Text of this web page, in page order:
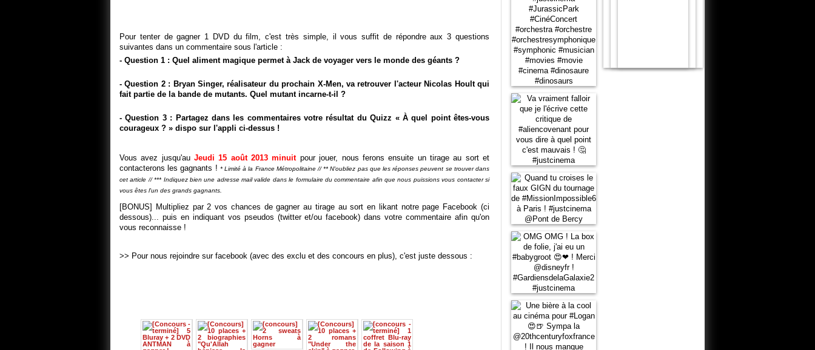
Pour tenter de gagner 1 DVD du film, c'est très simple, il vous suffit de répondre aux 3 questions
suivantes dans un commentaire sous l'article :
- Question 1 : Quel aliment magique permet à Jack de voyager vers le monde des géants ?
- Question 2 : Bryan Singer, réalisateur du prochain X-Men, va retrouver l'acteur Nicolas Hoult qui
fait partie de la bande de mutants. Quel mutant incarne-t-il ?
- Question 3 : Partagez dans les commentaires votre résultat du Quizz « À quel point êtes-vous
courageux ? » dispo sur l'appli ci-dessus !
Vous avez jusqu'auJeudi 15 août 2013 minuit pour jouer, nous ferons ensuite un tirage au sort et
contacterons les gagnants ! * Limité à la France Métropolitaine // ** N'oubliez pas que les réponses peuvent se trouver dans
cet article // *** Indiquez bien une adresse mail valide dans le formulaire du commentaire afin que nous puissions vous contacter si
vous êtes l'un des grands gagnants.
[BONUS] Multipliez par 2 vos chances de gagner au tirage au sort en likant notre page Facebook (ci
dessous)... puis en indiquant vos pseudos (twitter et/ou facebook) dans votre commentaire afin qu'on
vous reconnaisse !
>> Pour nous rejoindre sur facebook (avec des exclu et des concours en plus), c'est juste dessous :